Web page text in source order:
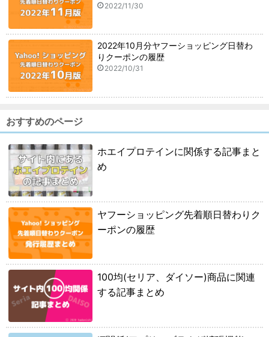
2022/11/30
2022年10月分ヤフーショッピング日替わ
りクーポンの履歴
2022/10/31
おすすめのページ
ホエイプロテインに関係する記事まと
め
ヤフーショッピング先着順日替わりク
ーポンの履歴
100均(セリア、ダイソー)商品に関連
する記事まとめ